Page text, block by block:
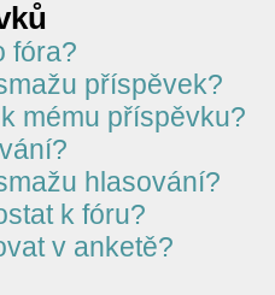
fóra?
příspěvek?
mému příspěvku?
hlasování?
k fóru?
v anketě?